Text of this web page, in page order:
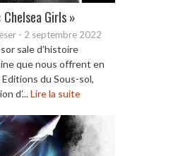
Girls »
- 2 septembre 2022
sale d’histoire
que nous offrent en
du Sous-sol,
d’...Lire la suite